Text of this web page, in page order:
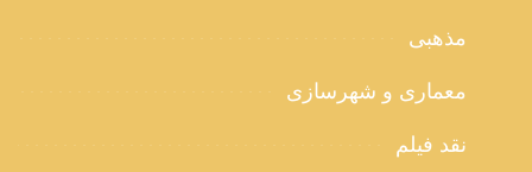
مذهبی
معماری و شهرسازی
نقد فیلم